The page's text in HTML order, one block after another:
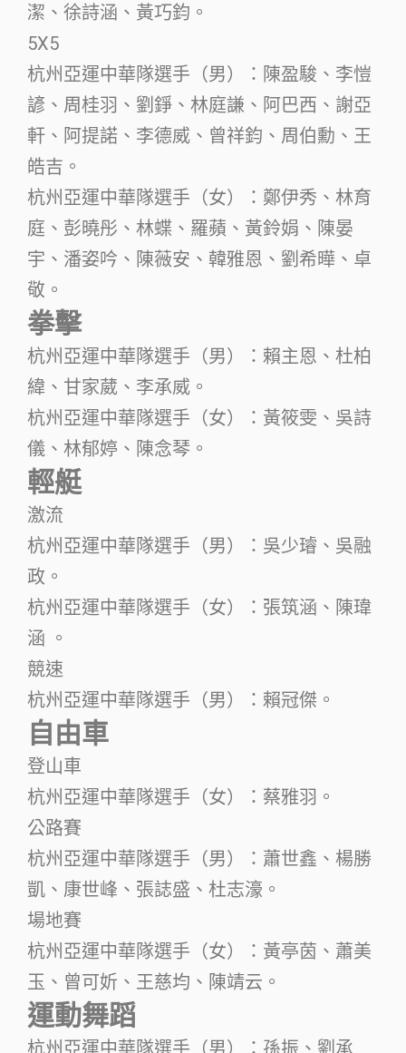
潔、徐詩涵、黃巧鈞。
5X5
杭州亞運中華隊選手（男）：陳盈駿、李愷
諺、周桂羽、劉錚、林庭謙、阿巴西、謝亞
軒、阿提諾、李德威、曾祥鈞、周伯勳、王
皓吉。
杭州亞運中華隊選手（女）：鄭伊秀、林育
庭、彭曉彤、林蝶、羅蘋、黃鈴娟、陳晏
宇、潘姿吟、陳薇安、韓雅恩、劉希曄、卓
敬。
拳擊
杭州亞運中華隊選手（男）：賴主恩、杜柏
緯、甘家葳、李承威。
杭州亞運中華隊選手（女）：黃筱雯、吳詩
儀、林郁婷、陳念琴。
輕艇
激流
杭州亞運中華隊選手（男）：吳少璿、吳融
政。
杭州亞運中華隊選手（女）：張筑涵、陳瑋
涵 。
競速
杭州亞運中華隊選手（男）：賴冠傑。
自由車
登山車
杭州亞運中華隊選手（女）：蔡雅羽。
公路賽
杭州亞運中華隊選手（男）：蕭世鑫、楊勝
凱、康世峰、張誌盛、杜志濠。
場地賽
杭州亞運中華隊選手（女）：黃亭茵、蕭美
玉、曾可妡、王慈均、陳靖云。
運動舞蹈
杭州亞運中華隊選手（男）：孫振、劉承